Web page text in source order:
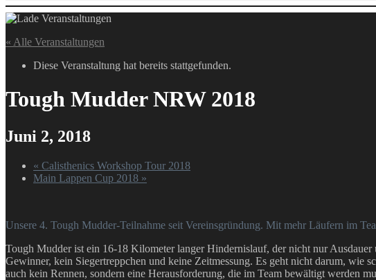
« Alle Veranstaltungen
Diese Veranstaltung hat bereits stattgefunden.
Tough Mudder NRW 2018
Juni 2, 2018
« Calisthenics Workshop Tour 2018
Main Lappen Cup 2018 »
Unsere 4. Tough Mudder-Teilnahme seit Vereinsgründung. Mit mehr Läufern im
Tough Mudder ist ein 16-18 Kilometer langer Hindernislauf, der nicht nur
Gewinner, kein Siegertreppchen und keine Zeitmessung. Es geht nicht darum, wie
auch kein Rennen, sondern eine Herausforderung, die im Team bewältigt werden